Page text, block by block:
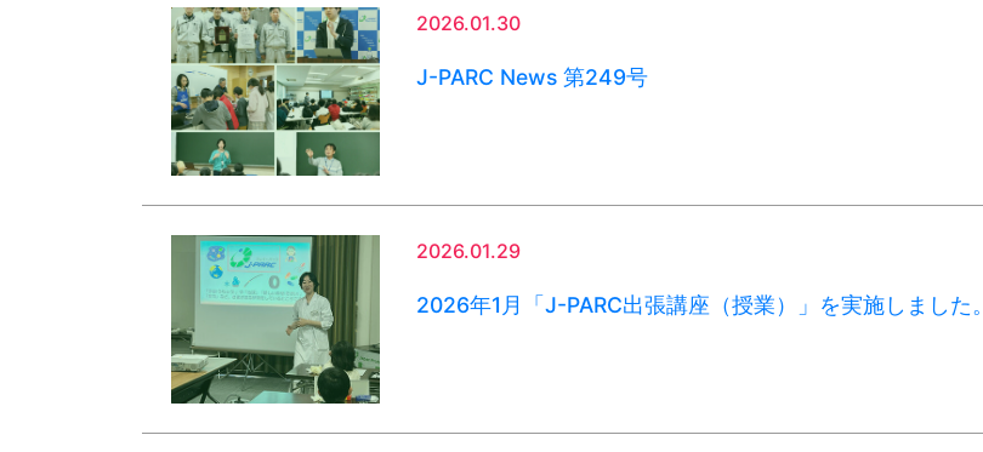
2026.01.30
J-PARC News 第249号
2026.01.29
2026年1月「J-PARC出張講座（授業）」を実施しました。